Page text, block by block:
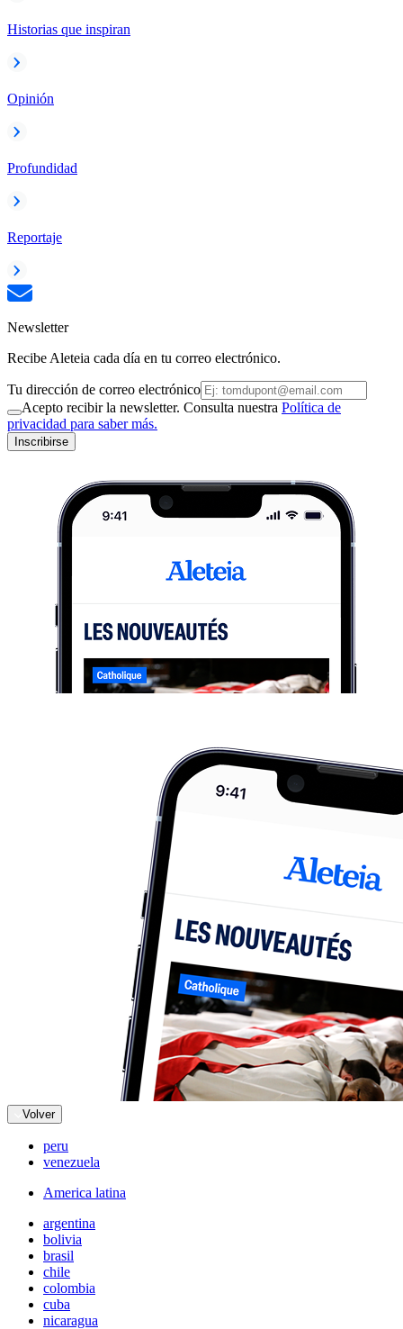
Historias que inspiran
Opinión
Profundidad
Reportaje
Newsletter
Recibe Aleteia cada día en tu correo electrónico.
Tu dirección de correo electrónico
Acepto recibir la newsletter. Consulta nuestra Política de
privacidad para saber más.
Inscribirse
Volver
peru
venezuela
America latina
argentina
bolivia
brasil
chile
colombia
cuba
nicaragua